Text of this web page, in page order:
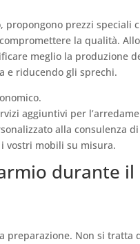
prezzi speciali
la qualità. Allo
meglio la produzione
e riducendo gli sprechi.
aggiuntivi per
alla consulenza di
vostri mobili su misura.
durante il
preparazione. Non si tratta